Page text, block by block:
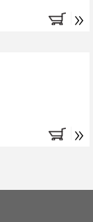
»
»